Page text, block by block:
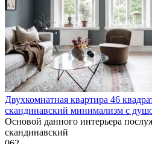
Двухкомнатная квартира 46
скандинавский минимализм с
Основой данного интерьера
скандинавский